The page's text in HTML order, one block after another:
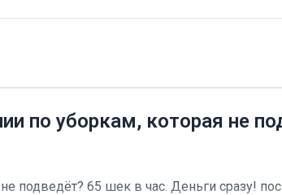
по уборкам, которая не
подведёт? 65 шек в час. Деньги сразу!